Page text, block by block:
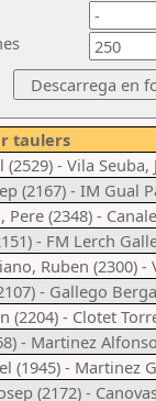
taulers
- Vila Seuba,
(2167) - IM Gual
(2348) -
- FM Lerch
Ruben (2300)
- Gallego
(2204) - Clotet
- Martinez
(1945) - Martinez
(2172) -